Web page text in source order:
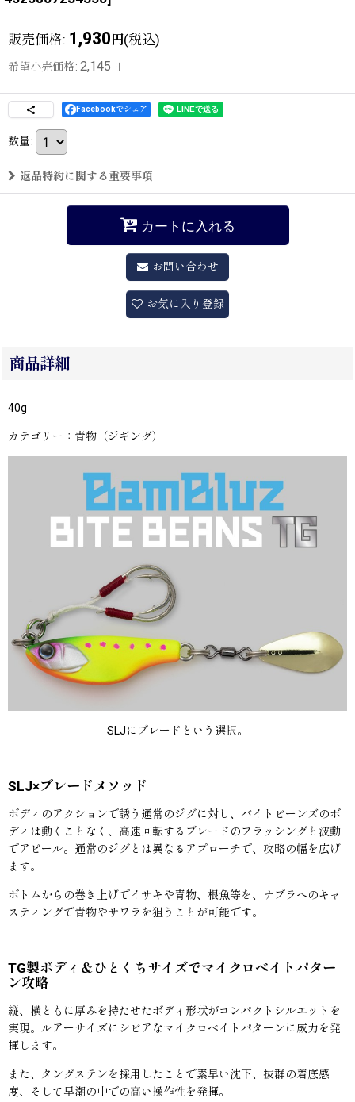
販売価格: 1,930円(税込)
希望小売価格: 2,145 円
Facebookでシェア
数量:
返品特約に関する重要事項
カートに入れる
お問い合わせ
お気に入り登録
商品詳細
40g
カテゴリー：青物（ジギング）
SLJにブレードという選択。
SLJ×ブレードメソッド
ボディのアクションで誘う通常のジグに対し、バイトビーンズのボ
ディは動くことなく、高速回転するブレードのフラッシングと波動
でアピール。通常のジグとは異なるアプローチで、攻略の幅を広げ
ます。
ボトムからの巻き上げでイサキや青物、根魚等を、ナブラへのキャ
スティングで青物やサワラを狙うことが可能です。
TG製ボディ＆ひとくちサイズでマイクロベイトパター
ン攻略
縦、横ともに厚みを持たせたボディ形状がコンパクトシルエットを
実現。ルアーサイズにシビアなマイクロベイトパターンに威力を発
揮します。
また、タングステンを採用したことで素早い沈下、抜群の着底感
度、そして早潮の中での高い操作性を発揮。